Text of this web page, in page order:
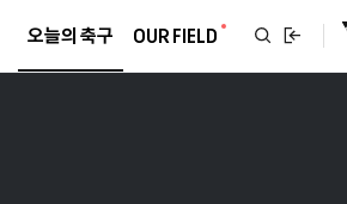
오늘의 축구 OUR FIELD